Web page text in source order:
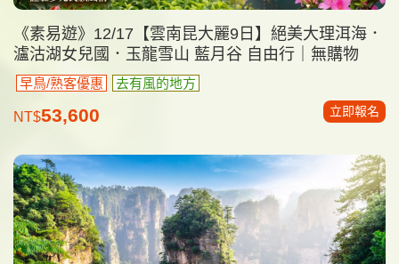
《素易遊》12/17【雲南昆大麗9日】絕美大理洱海．
瀘沽湖女兒國．玉龍雪山 藍月谷 自由行｜無購物
早鳥/熟客優惠 去有風的地方
NT$53,600 立即報名